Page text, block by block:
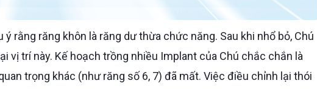
vị trí này. Kế hoạch trồng nhiều Implant của Chú chắc chắn là
trọng khác (như răng số 6, 7) đã mất. Việc điều chỉnh lại thói